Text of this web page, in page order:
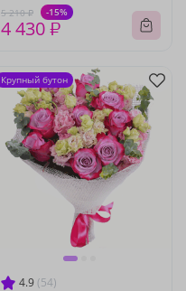
5 210 ₽ -15%
4 430 ₽
4.9 (54)
Крупный бутон